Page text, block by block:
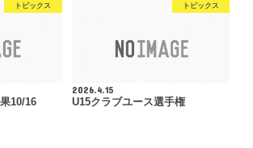
トピックス
10/16
トピックス
2026.4.15
U15クラブユース選手権